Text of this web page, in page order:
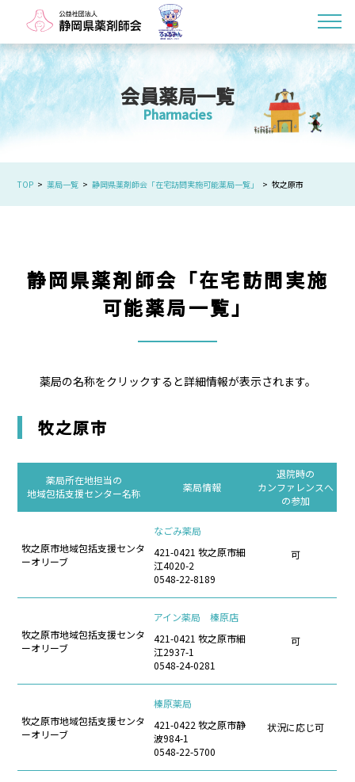
会員薬局一覧
Pharmacies
TOP 薬局一覧 静岡県薬剤師会「在宅訪問実施可能薬局一覧」 牧之原市
静岡県薬剤師会「在宅訪問実施
可能薬局一覧」
薬局の名称をクリックすると詳細情報が表示されます。
牧之原市
薬局所在地担当の
地域包括支援センター名称
薬局情報
退院時の
カンファレンスへ
の参加
牧之原市地域包括支援センタ
ーオリーブ
なごみ薬局
421-0421 牧之原市細
江4020-2
0548-22-8189
可
牧之原市地域包括支援センタ
ーオリーブ
アイン薬局 榛原店
421-0421 牧之原市細
江2937-1
0548-24-0281
可
牧之原市地域包括支援センタ
ーオリーブ
榛原薬局
421-0422 牧之原市静
波984-1
0548-22-5700
状況に応じ可